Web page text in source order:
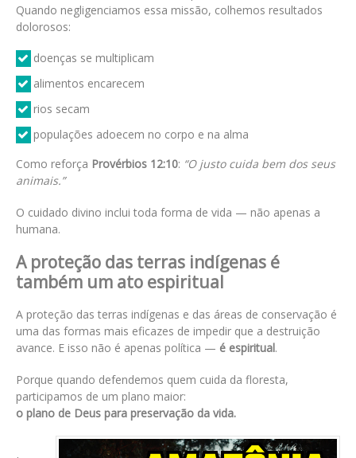
Quando negligenciamos essa missão, colhemos resultados
dolorosos:
doenças se multiplicam
alimentos encarecem
rios secam
populações adoecem no corpo e na alma
Como reforça Provérbios 12:10: “O justo cuida bem dos seus
animais.”
O cuidado divino inclui toda forma de vida — não apenas a
humana.
A proteção das terras indígenas é
também um ato espiritual
A proteção das terras indígenas e das áreas de conservação é
uma das formas mais eficazes de impedir que a destruição
avance. E isso não é apenas política — é espiritual.
Porque quando defendemos quem cuida da floresta,
participamos de um plano maior:
o plano de Deus para preservação da vida.